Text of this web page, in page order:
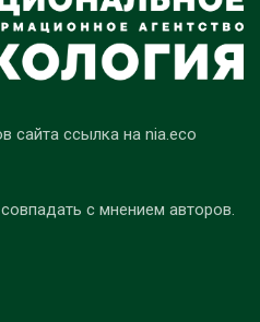
сайта ссылка на nia.eco
с мнением авторов.